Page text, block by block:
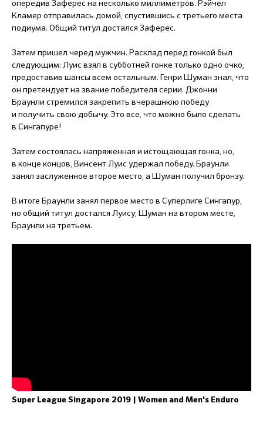
опередив Заферес на несколько миллиметров. Рэйчел
Кламер отправилась домой, спустившись с третьего места
подиума. Общий титул достался Заферес.
Затем пришел черед мужчин. Расклад перед гонкой был
следующим: Луис взял в субботней гонке только одно очко,
предоставив шансы всем остальным. Генри Шуман знал, что
он претендует на звание победителя серии. Джонни
Браунли стремился закрепить вчерашнюю победу
и получить свою добычу. Это все, что можно было сделать
в Сингапуре!
Затем состоялась напряженная и истощающая гонка, но,
в конце концов, Винсент Луис удержал победу. Браунли
занял заслуженное второе место, а Шуман получил бронзу.
В итоге Браунли занял первое место в Суперлиге Сингапур,
но общий титул достался Луису; Шуман на втором месте,
Браунли на третьем.
Super League Singapore 2019 | Women and Men's Enduro